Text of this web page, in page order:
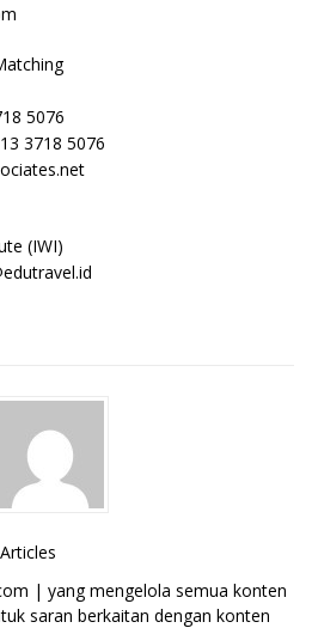
5076
3718 5076
(IWI)
| yang mengelola semua konten
saran berkaitan dengan konten